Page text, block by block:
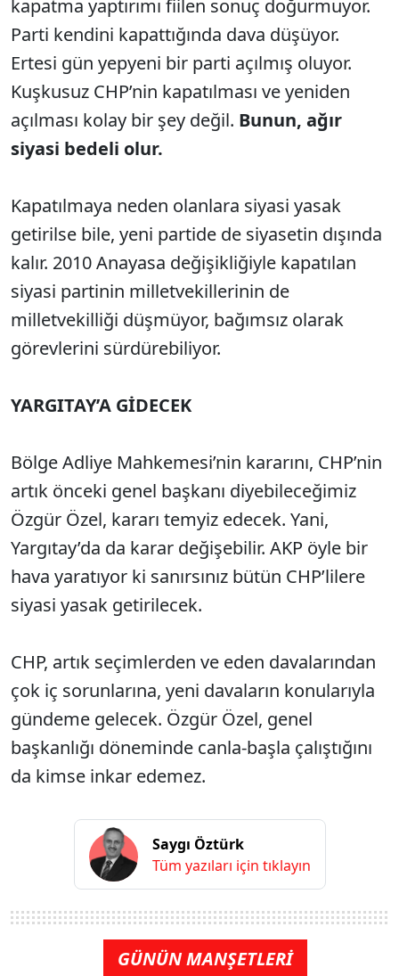
kapatma yaptırımı fiilen sonuç doğurmuyor.
Parti kendini kapattığında dava düşüyor.
Ertesi gün yepyeni bir parti açılmış oluyor.
Kuşkusuz CHP’nin kapatılması ve yeniden
açılması kolay bir şey değil. Bunun, ağır
siyasi bedeli olur.
Kapatılmaya neden olanlara siyasi yasak
getirilse bile, yeni partide de siyasetin dışında
kalır. 2010 Anayasa değişikliğiyle kapatılan
siyasi partinin milletvekillerinin de
milletvekilliği düşmüyor, bağımsız olarak
görevlerini sürdürebiliyor.
YARGITAY’A GİDECEK
Bölge Adliye Mahkemesi’nin kararını, CHP’nin
artık önceki genel başkanı diyebileceğimiz
Özgür Özel, kararı temyiz edecek. Yani,
Yargıtay’da da karar değişebilir. AKP öyle bir
hava yaratıyor ki sanırsınız bütün CHP’lilere
siyasi yasak getirilecek.
CHP, artık seçimlerden ve eden davalarından
çok iç sorunlarına, yeni davaların konularıyla
gündeme gelecek. Özgür Özel, genel
başkanlığı döneminde canla-başla çalıştığını
da kimse inkar edemez.
Saygı Öztürk
Tüm yazıları için tıklayın
GÜNÜN MANŞETLERİ